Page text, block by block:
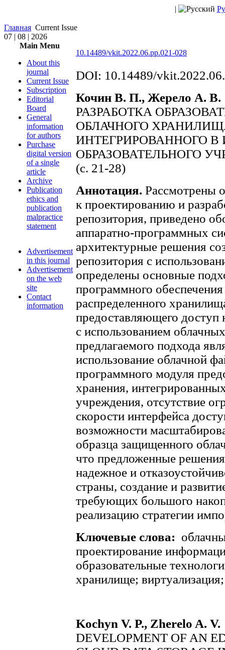
|
Главная Current Issue
07 | 08 | 2026
Main Menu
About this
journal
Current Issue
Subscription
Editorial
Board
General
information
for authors
Purchase
digital version
of a single
article
Archive
Publication
ethics and
publication
malpractice
statement
Advertisement
in this journal
Advertisement
on the web
site
Contact
information
10.14489/vkit.2022.06.pp.021-028
DOI: 10.14489/
Кочин В. П., Жерело А. В.
РАЗРАБОТКА
ОБЛАЧНОГО
ИНТЕГРИРОВАННОГО В
ОБРАЗОВАТЕЛЬНОГО
(с. 21-28)
Аннотация. Рассмотрены
к проектированию и
репозитория, приведено
аппаратно-программных
архитектурные решения
репозитория с
определены основные
программного
распределенного
предоставляющего доступ
с использованием
предлагаемого подхода
использование облачной
программного модуля
хранения,
учреждения, отсутствие
скорости интерфейса
возможности
образца защищенного
что предложенные
надежное и
страны, создание и
требующих большого
реализацию стратегии
Ключевые слова:
проектирование
образовательные
хранилище;
Kochyn V. P., Zherelo A. V.
DEVELOPMENT OF AN